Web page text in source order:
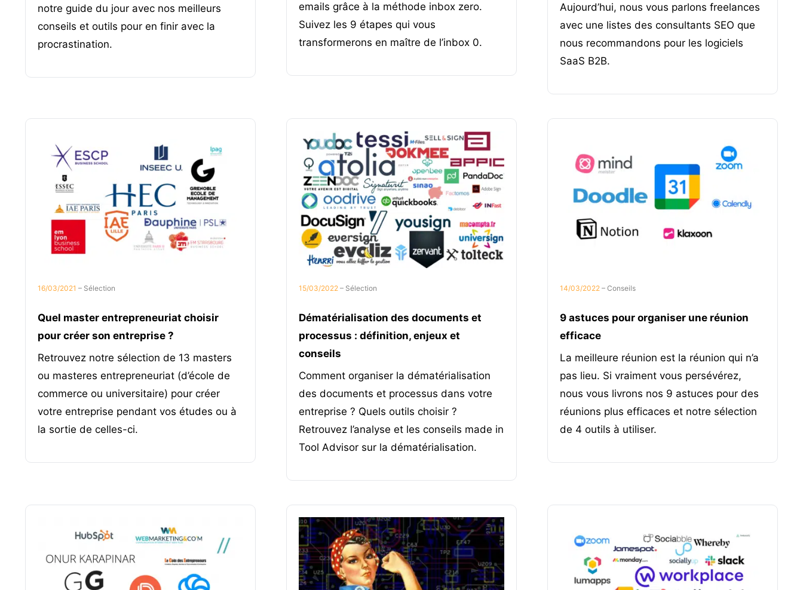
notre guide du jour avec nos meilleurs
conseils et outils pour en finir avec la
procrastination.
emails grâce à la méthode inbox zero.
Suivez les 9 étapes qui vous
transformerons en maître de l’inbox 0.
Aujourd’hui, nous vous parlons freelances
avec une listes des consultants SEO que
nous recommandons pour les logiciels
SaaS B2B.
16/03/2021 – Sélection
Quel master entrepreneuriat choisir
pour créer son entreprise ?
Retrouvez notre sélection de 13 masters
ou masteres entrepreneuriat (d’école de
commerce ou universitaire) pour créer
votre entreprise pendant vos études ou à
la sortie de celles-ci.
15/03/2022– Sélection
Dématérialisation des documents et
processus : définition, enjeux et
conseils
Comment organiser la dématérialisation
des documents et processus dans votre
entreprise ? Quels outils choisir ?
Retrouvez l’analyse et les conseils made in
Tool Advisor sur la dématérialisation.
14/03/2022– Conseils
9 astuces pour organiser une réunion
efficace
La meilleure réunion est la réunion qui n’a
pas lieu. Si vraiment vous persévérez,
nous vous livrons nos 9 astuces pour des
réunions plus efficaces et notre sélection
de 4 outils à utiliser.